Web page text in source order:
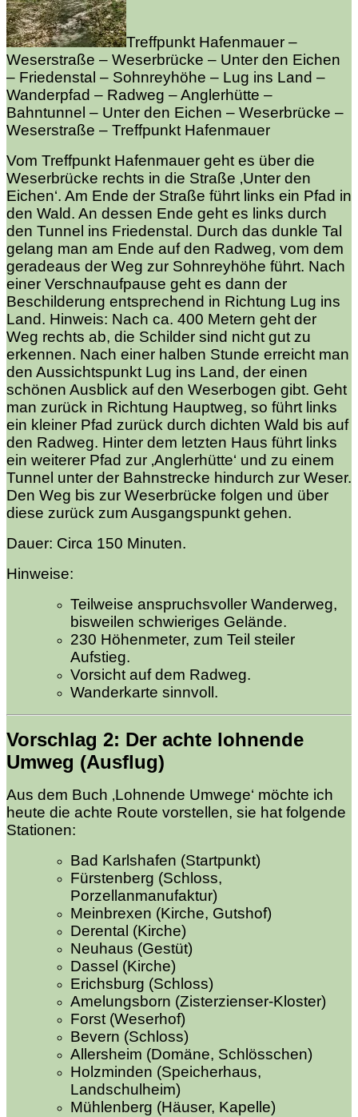
Treffpunkt Hafenmauer –
Weserstraße – Weserbrücke – Unter den Eichen
– Friedenstal – Sohnreyhöhe – Lug ins Land –
Wanderpfad – Radweg – Anglerhütte –
Bahntunnel – Unter den Eichen – Weserbrücke –
Weserstraße – Treffpunkt Hafenmauer
Vom Treffpunkt Hafenmauer geht es über die
Weserbrücke rechts in die Straße ‚Unter den
Eichen‘. Am Ende der Straße führt links ein Pfad in
den Wald. An dessen Ende geht es links durch
den Tunnel ins Friedenstal. Durch das dunkle Tal
gelang man am Ende auf den Radweg, vom dem
geradeaus der Weg zur Sohnreyhöhe führt. Nach
einer Verschnaufpause geht es dann der
Beschilderung entsprechend in Richtung Lug ins
Land. Hinweis: Nach ca. 400 Metern geht der
Weg rechts ab, die Schilder sind nicht gut zu
erkennen. Nach einer halben Stunde erreicht man
den Aussichtspunkt Lug ins Land, der einen
schönen Ausblick auf den Weserbogen gibt. Geht
man zurück in Richtung Hauptweg, so führt links
ein kleiner Pfad zurück durch dichten Wald bis auf
den Radweg. Hinter dem letzten Haus führt links
ein weiterer Pfad zur ‚Anglerhütte‘ und zu einem
Tunnel unter der Bahnstrecke hindurch zur Weser.
Den Weg bis zur Weserbrücke folgen und über
diese zurück zum Ausgangspunkt gehen.
Dauer: Circa 150 Minuten.
Hinweise:
Teilweise anspruchsvoller Wanderweg,
bisweilen schwieriges Gelände.
230 Höhenmeter, zum Teil steiler
Aufstieg.
Vorsicht auf dem Radweg.
Wanderkarte sinnvoll.
Vorschlag 2: Der achte lohnende
Umweg (Ausflug)
Aus dem Buch ‚Lohnende Umwege‘ möchte ich
heute die achte Route vorstellen, sie hat folgende
Stationen:
Bad Karlshafen (Startpunkt)
Fürstenberg (Schloss,
Porzellanmanufaktur)
Meinbrexen (Kirche, Gutshof)
Derental (Kirche)
Neuhaus (Gestüt)
Dassel (Kirche)
Erichsburg (Schloss)
Amelungsborn (Zisterzienser-Kloster)
Forst (Weserhof)
Bevern (Schloss)
Allersheim (Domäne, Schlösschen)
Holzminden (Speicherhaus,
Landschulheim)
Mühlenberg (Häuser, Kapelle)